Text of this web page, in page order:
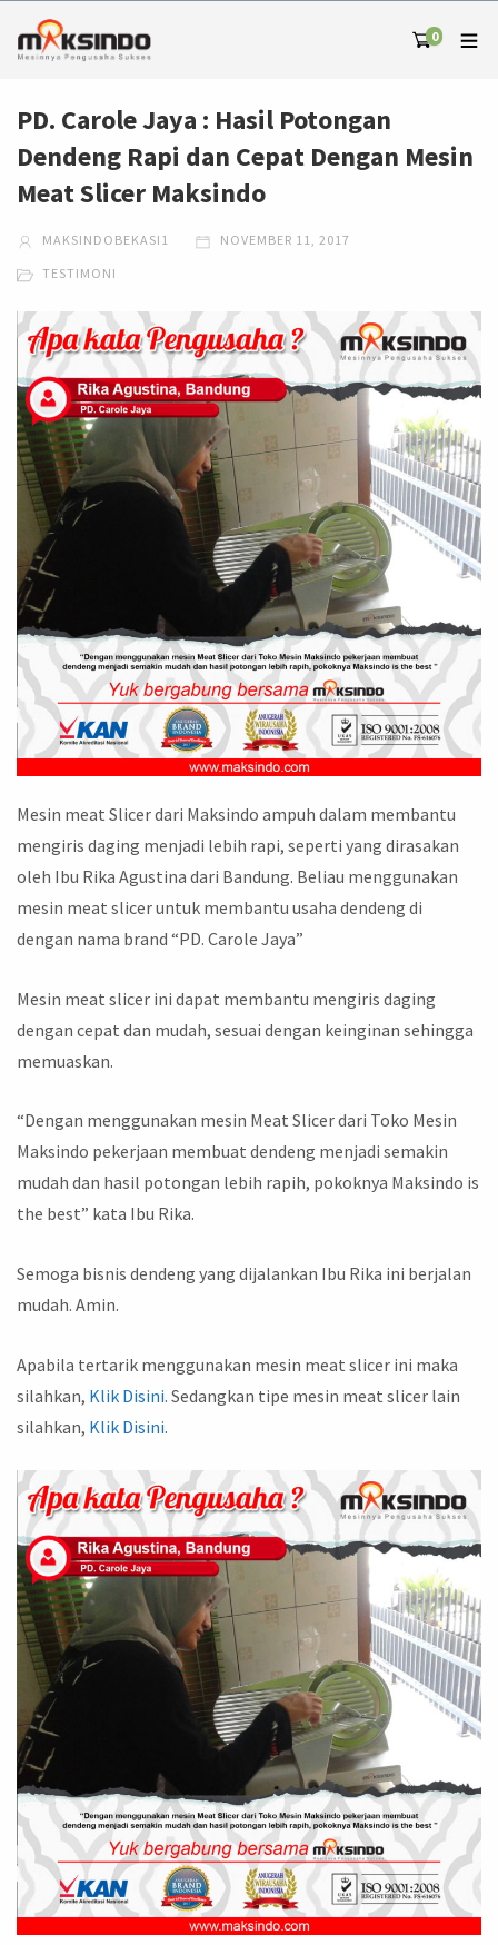
0
PD. Carole Jaya : Hasil Potongan
Dendeng Rapi dan Cepat Dengan Mesin
Meat Slicer Maksindo
MAKSINDOBEKASI1 NOVEMBER 11, 2017
TESTIMONI
Mesin meat Slicer dari Maksindo ampuh dalam membantu
mengiris daging menjadi lebih rapi, seperti yang dirasakan
oleh Ibu Rika Agustina dari Bandung. Beliau menggunakan
mesin meat slicer untuk membantu usaha dendeng di
dengan nama brand “PD. Carole Jaya”
Mesin meat slicer ini dapat membantu mengiris daging
dengan cepat dan mudah, sesuai dengan keinginan sehingga
memuaskan.
“Dengan menggunakan mesin Meat Slicer dari Toko Mesin
Maksindo pekerjaan membuat dendeng menjadi semakin
mudah dan hasil potongan lebih rapih, pokoknya Maksindo is
the best” kata Ibu Rika.
Semoga bisnis dendeng yang dijalankan Ibu Rika ini berjalan
mudah. Amin.
Apabila tertarik menggunakan mesin meat slicer ini maka
silahkan, Klik Disini. Sedangkan tipe mesin meat slicer lain
silahkan, Klik Disini.